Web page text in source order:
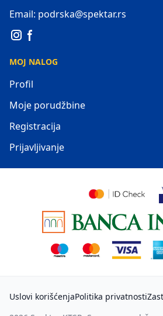
Email: podrska@spektar.rs
MOJ NALOG
Profil
Moje porudžbine
Registracija
Prijavljivanje
Uslovi korišćenjaPolitika privatnosti